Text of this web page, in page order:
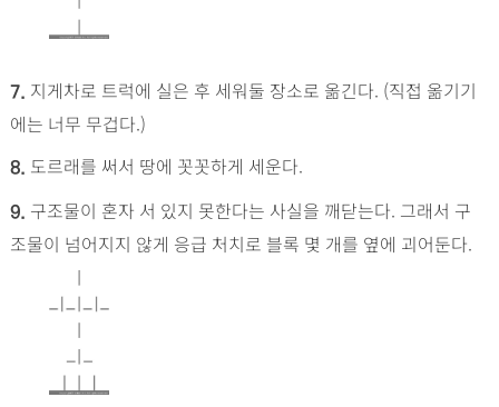
7. 지게차로 트럭에 실은 후 세워둘 장소로 옮긴다. (직접 옮기기
에는 너무 무겁다.)
8. 도르래를 써서 땅에 꼿꼿하게 세운다.
9. 구조물이 혼자 서 있지 못한다는 사실을 깨닫는다. 그래서 구
조물이 넘어지지 않게 응급 처치로 블록 몇 개를 옆에 괴어둔다.